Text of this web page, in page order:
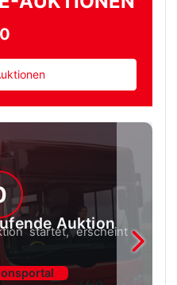
0
Auktion
startet, erscheint